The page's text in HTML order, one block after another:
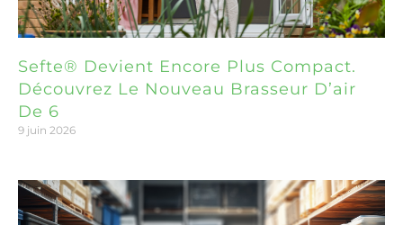
Sefte® Devient Encore Plus Compact.
Découvrez Le Nouveau Brasseur D’air
De 6
9 juin 2026